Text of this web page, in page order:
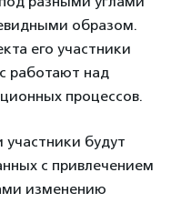
образом.
его участники
работают над
процессов.
участники будут
с привлечением
изменению